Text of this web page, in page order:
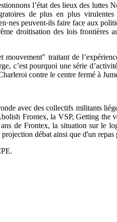
l’état des lieux des luttes
de plus en plus
peuvent-ils faire face aux
droitisation des lois frontières
traitant de
c’est pourquoi une série
contre le centre fermé à
avec des collectifs militants
Frontex, la VSP, Getting the
de Frontex, la situation sur le
débat ainsi que d'un repas